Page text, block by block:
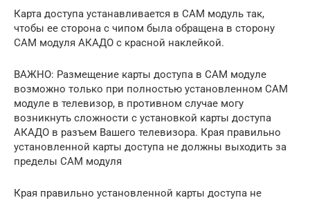
Карта доступа устанавливается в CAM модуль так,
чтобы ее сторона c чипом была обращена в сторону
CAM модуля АКАДО с красной наклейкой.
ВАЖНО: Размещение карты доступа в CAM модуле
возможно только при полностью установленном CAM
модуле в телевизор, в противном случае могу
возникнуть сложности с установкой карты доступа
АКАДО в разъем Вашего телевизора. Края правильно
установленной карты доступа не должны выходить за
пределы CAM модуля
Края правильно установленной карты доступа не